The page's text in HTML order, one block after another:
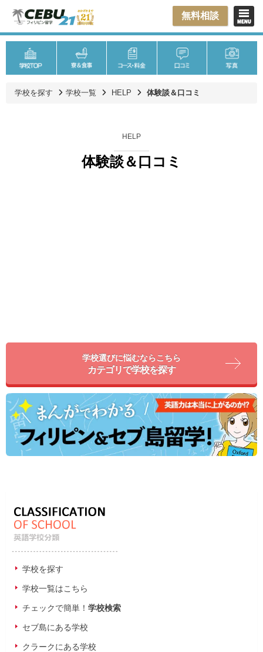
無料相談
学校を探す 学校一覧 HELP 体験談＆口コミ
HELP
体験談＆口コミ
学校選びに悩むならこちら
カテゴリで学校を探す
学校を探す
学校一覧はこちら
チェックで簡単！ 学校検索
セブ島にある学校
クラークにある学校